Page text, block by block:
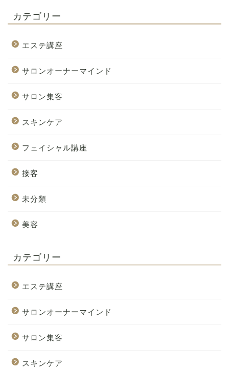
カテゴリー
エステ講座
サロンオーナーマインド
サロン集客
スキンケア
フェイシャル講座
接客
未分類
美容
カテゴリー
エステ講座
サロンオーナーマインド
サロン集客
スキンケア